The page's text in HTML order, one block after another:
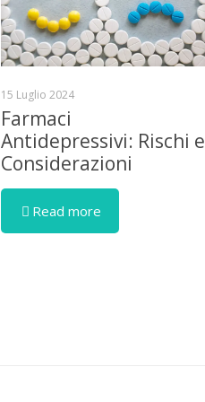
15 Luglio 2024
Farmaci
Antidepressivi: Rischi e
Considerazioni
Read more